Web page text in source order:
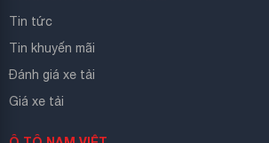
Tin tức
Tin khuyến mãi
Đánh giá xe tải
Giá xe tải